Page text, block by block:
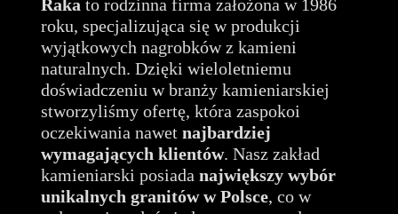
Raka to rodzinna firma założona w 1986
roku, specjalizująca się w produkcji
wyjątkowych nagrobków z kamieni
naturalnych. Dzięki wieloletniemu
doświadczeniu w branży kamieniarskiej
stworzyliśmy ofertę, która zaspokoi
oczekiwania nawet najbardziej
wymagających klientów. Nasz zakład
kamieniarski posiada największy wybór
unikalnych granitów w Polsce, co w